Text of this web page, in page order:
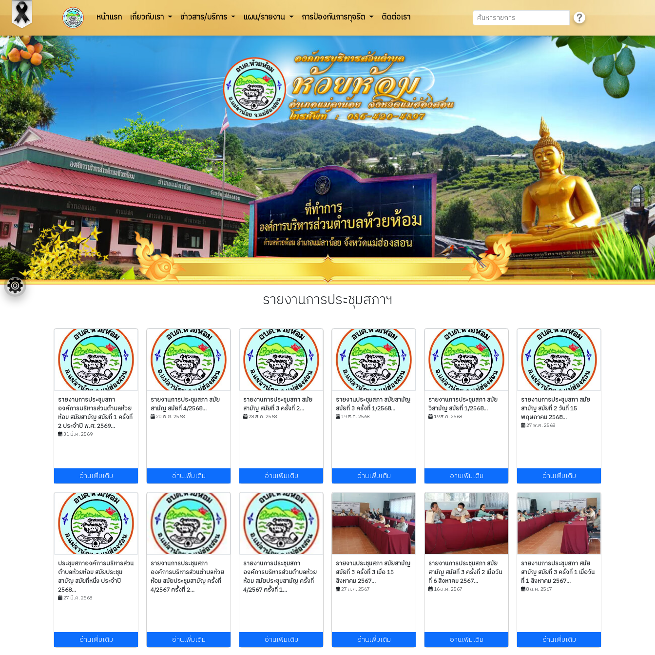
หน้าแรก เกี่ยวกับเรา ข่าวสาร/บริการ แผน/รายงาน การป้องกันการทุจริต ติดต่อเรา
รายงานการประชุมสภาฯ
รายงานการประชุมสภา
องค์การบริหารส่วนตำบลห้วย
ห้อม สมัยสามัญ สมัยที่ 1 ครั้งที่
2 ประจำปี พ.ศ. 2569...
31 มี.ค. 2569
อ่านเพิ่มเติม
รายงานการประชุมสภา สมัย
สามัญ สมัยที่ 4/2568...
20 พ.ย. 2568
อ่านเพิ่มเติม
รายงานการประชุมสภา สมัย
สามัญ สมัยที่ 3 ครั้งที่ 2...
28 ส.ค. 2568
อ่านเพิ่มเติม
รายงานประชุมสภา สมัยสามัญ
สมัยที่ 3 ครั้งที่ 1/2568...
19 ส.ค. 2568
อ่านเพิ่มเติม
รายงานการประชุมสภา สมัย
วิสามัญ สมัยที่ 1/2568...
19 ส.ค. 2568
อ่านเพิ่มเติม
รายงานการประชุมสภา สมัย
สามัญ สมัยที่ 2 วันที่ 15
พฤษภาคม 2568...
27 พ.ค. 2568
อ่านเพิ่มเติม
ประชุมสภาองค์การบริหารส่วน
ตำบลห้วยห้อม สมัยประชุม
สามัญ สมัยที่หนึ่ง ประจำปี
2568...
27 มี.ค. 2568
อ่านเพิ่มเติม
รายงานการประชุมสภา
องค์การบริหารส่วนตำบลห้วย
ห้อม สมัยประชุมสามัญ ครั้งที่
4/2567 ครั้งที่ 2...
อ่านเพิ่มเติม
รายงานการประชุมสภา
องค์การบริหารส่วนตำบลห้วย
ห้อม สมัยประชุมสามัญ ครั้งที่
4/2567 ครั้งที่ 1...
อ่านเพิ่มเติม
รายงานประชุมสภา สมัยสามัญ
สมัยที่ 3 ครั้งที่ 3 เมื่อ 15
สิงหาคม 2567...
27 ส.ค. 2567
อ่านเพิ่มเติม
รายงานการประชุมสภา สมัย
สามัญ สมัยที่ 3 ครั้งที่ 2 เมื่อวัน
ที่ 6 สิงหาคม 2567...
16 ส.ค. 2567
อ่านเพิ่มเติม
รายงานการประชุมสภา สมัย
สามัญ สมัยที่ 3 ครั้งที่ 1 เมื่อวัน
ที่ 1 สิงหาคม 2567...
8 ส.ค. 2567
อ่านเพิ่มเติม